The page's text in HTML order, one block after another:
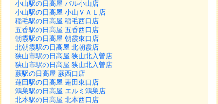
小山駅の日高屋 バル小山店
小山駅の日高屋 小山ＶＡＬ店
稲毛駅の日高屋 稲毛西口店
五香駅の日高屋 五香西口店
朝霞駅の日高屋 朝霞東口店
北朝霞駅の日高屋 北朝霞店
狭山市駅の日高屋 狭山北入曽店
狭山市駅の日高屋 狭山北入曽店
蕨駅の日高屋 蕨西口店
蓮田駅の日高屋 蓮田東口店
鴻巣駅の日高屋 エルミ鴻巣店
北本駅の日高屋 北本西口店